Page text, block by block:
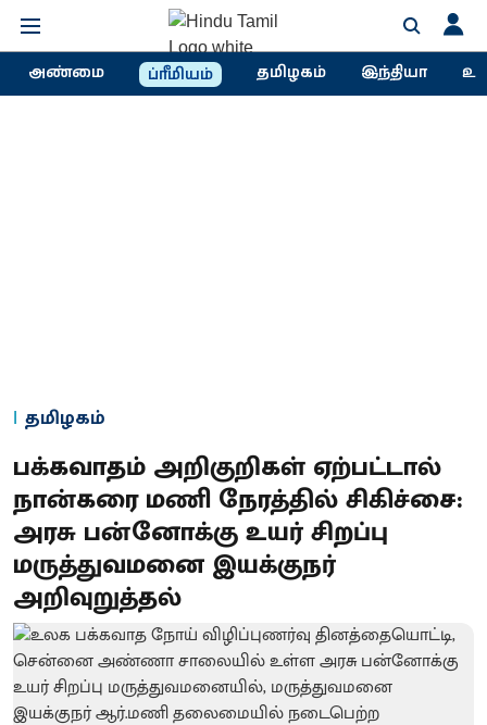
அண்மை ப்ரீமியம் தமிழகம் இந்தியா
தமிழகம்
பக்கவாதம் அறிகுறிகள் ஏற்பட்டால்
நான்கரை மணி நேரத்தில் சிகிச்சை:
அரசு பன்னோக்கு உயர் சிறப்பு
மருத்துவமனை இயக்குநர்
அறிவுறுத்தல்